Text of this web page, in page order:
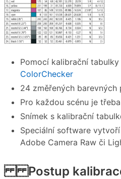
Pomocí kalibrační tabulky
ColorChecker
24 změřených barevných
Pro každou scénu je
Snímek s kalibrační
Speciální software
Adobe Camera Raw či
Postup